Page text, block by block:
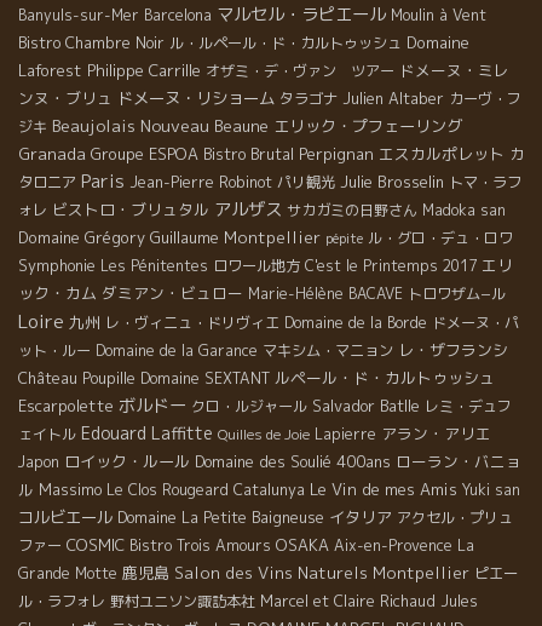
Banyuls-sur-Mer Barcelona マルセル・ラピエール Moulin à Vent
Bistro Chambre Noir ル・ルペール・ド・カルトゥッシュ Domaine
Laforest Philippe Carrille オザミ・デ・ヴァン ツアー ドメーヌ・ミレ
ンヌ・ブリュ ドメーヌ・リショーム タラゴナ Julien Altaber カーヴ・フ
ジキ Beaujolais Nouveau Beaune エリック・プフェーリング
Granada Groupe ESPOA Bistro Brutal Perpignan エスカルポレット カ
タロニア Paris Jean-Pierre Robinot パリ観光 Julie Brosselin トマ・ラフ
ォレ ビストロ・ブリュタル アルザス サカガミの日野さん Madoka san
Domaine Grégory Guillaume Montpellier pépite ル・グロ・デュ・ロワ
Symphonie Les Pénitentes ロワール地方 C'est le Printemps 2017 エリ
ック・カム ダミアン・ビュロー Marie-Hélène BACAVE トロワザム−ル
Loire 九州 レ・ヴィニュ・ドリヴィエ Domaine de la Borde ドメーヌ・パ
ット・ルー Domaine de la Garance マキシム・マニョン レ・ザフランシ
Château Poupille Domaine SEXTANT ルペール・ド・カルトゥッシュ
Escarpolette ボルドー クロ・ルジャール Salvador Batlle レミ・デュフ
ェイトル Edouard Laffitte Quilles de Joie Lapierre アラン・アリエ
Japon ロイック・ルール Domaine des Soulié 400ans ローラン・バニョ
ル Massimo Le Clos Rougeard Catalunya Le Vin de mes Amis Yuki san
コルビエール Domaine La Petite Baigneuse イタリア アクセル・プリュ
ファー COSMIC Bistro Trois Amours OSAKA Aix-en-Provence La
Grande Motte 鹿児島 Salon des Vins Naturels Montpellier ピエー
ル・ラフォレ 野村ユニソン諏訪本社 Marcel et Claire Richaud Jules